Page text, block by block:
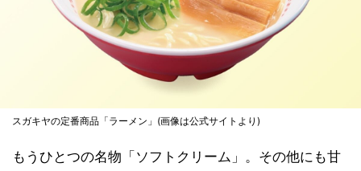
スガキヤの定番商品「ラーメン」(画像は公式サイトより)
もうひとつの名物「ソフトクリーム」。その他にも甘